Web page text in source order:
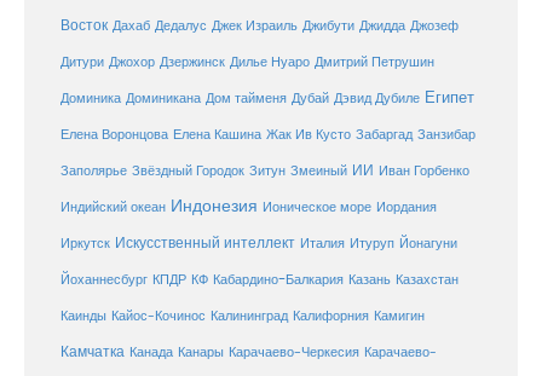
Восток Дахаб Дедалус Джек Израиль Джибути Джидда Джозеф
Дитури Джохор Дзержинск Дилье Нуаро Дмитрий Петрушин
Доминика Доминикана Дом тайменя Дубай Дэвид Дубиле Египет
Елена Воронцова Елена Кашина Жак Ив Кусто Забаргад Занзибар
Заполярье Звёздный Городок Зитун Змеиный ИИ Иван Горбенко
Индийский океан Индонезия Ионическое море Иордания
Иркутск Искусственный интеллект Италия Итуруп Йонагуни
Йоханнесбург КПДР КФ Кабардино-Балкария Казань Казахстан
Каинды Кайос-Кочинос Калининград Калифорния Камигин
Камчатка Канада Канары Карачаево-Черкесия Карачаево-